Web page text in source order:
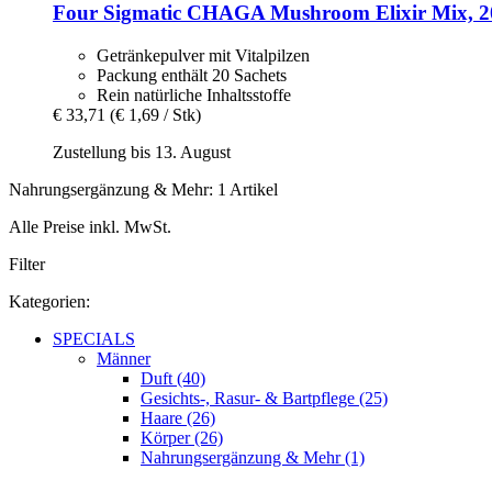
Four Sigmatic CHAGA Mushroom Elixir Mix,
Getränkepulver mit Vitalpilzen
Packung enthält 20 Sachets
Rein natürliche Inhaltsstoffe
€ 33,71 (€ 1,69 / Stk)
Zustellung bis 13. August
Nahrungsergänzung & Mehr: 1 Artikel
Alle Preise inkl. MwSt.
Filter
Kategorien:
SPECIALS
Männer
Duft (40)
Gesichts-, Rasur- & Bartpflege (25)
Haare (26)
Körper (26)
Nahrungsergänzung & Mehr (1)